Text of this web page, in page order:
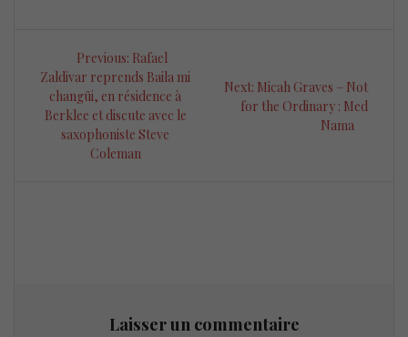
Navigation
de
l’article
Previous: Previous
post:
Rafael
Zaldivar reprends Baila mi
changüi, en résidence à
Berklee et discute avec le
saxophoniste Steve
Coleman
Next: Next
post:
Micah Graves – Not
for the Ordinary : Med
Nama
Laisser un commentaire